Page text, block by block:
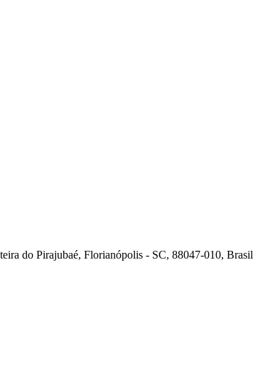
do Pirajubaé, Florianópolis - SC, 88047-010, Brasil